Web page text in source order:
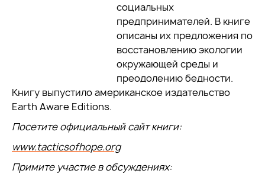
социальных
предпринимателей. В книге
описаны их предложения по
восстановлению экологии
окружающей среды и
преодолению бедности.
Книгу выпустило американское издательство
Earth Aware Editions.
Посетите официальный сайт книги:
www.tacticsofhope.org
Примите участие в обсуждениях: